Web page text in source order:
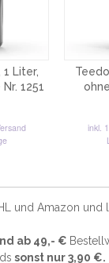
1 Liter,
1251
inkl.
und Amazon und
ab 49,- €
sonst nur 3,90 €.